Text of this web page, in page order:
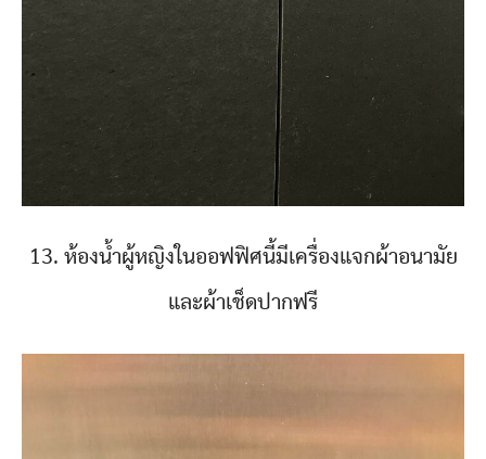
13. ห้องน้ำผู้หญิงในออฟฟิศนี้มีเครื่องแจกผ้าอนามัย
และผ้าเช็ดปากฟรี